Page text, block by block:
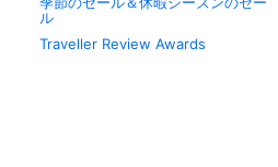
ル
Traveller Review Awards